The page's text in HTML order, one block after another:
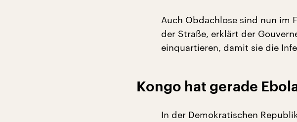
Auch Obdachlose sind nun im
der Straße, erklärt der
einquartieren, damit sie die
Kongo hat gerade
In der Demokratischen